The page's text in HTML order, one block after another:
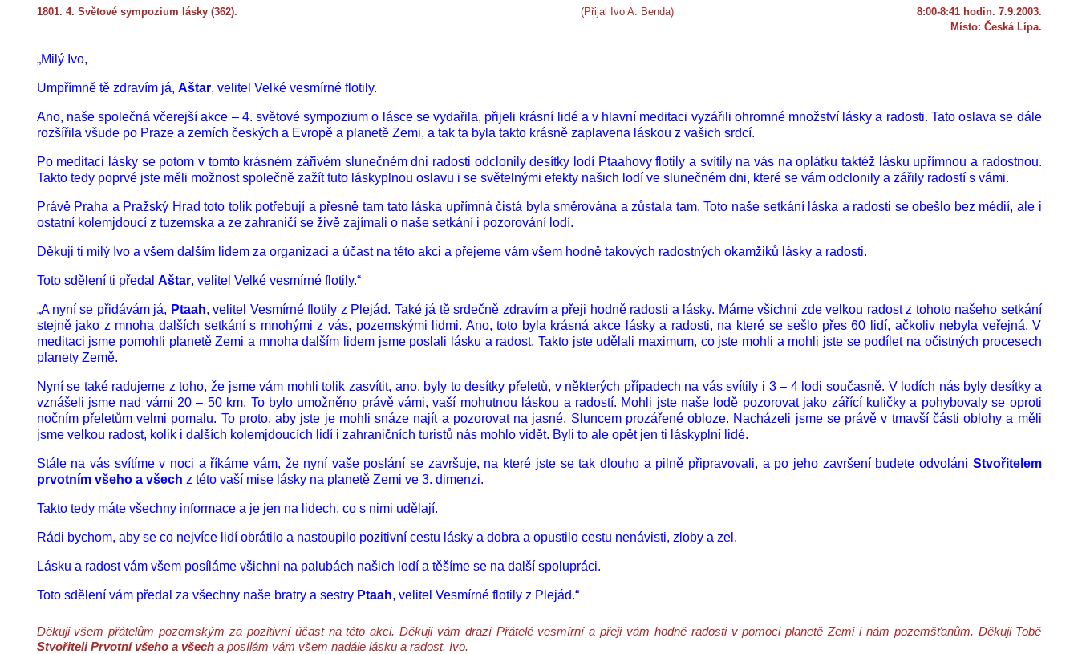
1801. 4. Světové sympozium lásky (362). (Přijal Ivo A. Benda)
8:00-8:41 hodin. 7.9.2003.
Místo: Česká Lípa.
„Milý Ivo,
Umpřímně tě zdravím já, Aštar, velitel Velké vesmírné flotily.
Ano, naše společná včerejší akce – 4. světové sympozium o lásce se vydařila, přijeli krásní lidé a v hlavní meditaci vyzářili ohromné množství lásky a radosti. Tato oslava se dále
rozšířila všude po Praze a zemích českých a Evropě a planetě Zemi, a tak ta byla takto krásně zaplavena láskou z vašich srdcí.
Po meditaci lásky se potom v tomto krásném zářivém slunečném dni radosti odclonily desítky lodí Ptaahovy flotily a svítily na vás na oplátku taktéž lásku upřímnou a radostnou.
Takto tedy poprvé jste měli možnost společně zažít tuto láskyplnou oslavu i se světelnými efekty našich lodí ve slunečném dni, které se vám odclonily a zářily radostí s vámi.
Právě Praha a Pražský Hrad toto tolik potřebují a přesně tam tato láska upřímná čistá byla směrována a zůstala tam. Toto naše setkání láska a radosti se obešlo bez médií, ale i
ostatní kolemjdoucí z tuzemska a ze zahraničí se živě zajímali o naše setkání i pozorování lodí.
Děkuji ti milý Ivo a všem dalším lidem za organizaci a účast na této akci a přejeme vám všem hodně takových radostných okamžiků lásky a radosti.
Toto sdělení ti předal Aštar, velitel Velké vesmírné flotily.“
„A nyní se přidávám já, Ptaah, velitel Vesmírné flotily z Plejád. Také já tě srdečně zdravím a přeji hodně radosti a lásky. Máme všichni zde velkou radost z tohoto našeho setkání
stejně jako z mnoha dalších setkání s mnohými z vás, pozemskými lidmi. Ano, toto byla krásná akce lásky a radosti, na které se sešlo přes 60 lidí, ačkoliv nebyla veřejná. V
meditaci jsme pomohli planetě Zemi a mnoha dalším lidem jsme poslali lásku a radost. Takto jste udělali maximum, co jste mohli a mohli jste se podílet na očistných procesech
planety Země.
Nyní se také radujeme z toho, že jsme vám mohli tolik zasvítit, ano, byly to desítky přeletů, v některých případech na vás svítily i 3 – 4 lodi současně. V lodích nás byly desítky a
vznášeli jsme nad vámi 20 – 50 km. To bylo umožněno právě vámi, vaší mohutnou láskou a radostí. Mohli jste naše lodě pozorovat jako zářící kuličky a pohybovaly se oproti
nočním přeletům velmi pomalu. To proto, aby jste je mohli snáze najít a pozorovat na jasné, Sluncem prozářené obloze. Nacházeli jsme se právě v tmavší části oblohy a měli
jsme velkou radost, kolik i dalších kolemjdoucích lidí i zahraničních turistů nás mohlo vidět. Byli to ale opět jen ti láskyplní lidé.
Stále na vás svítíme v noci a říkáme vám, že nyní vaše poslání se završuje, na které jste se tak dlouho a pilně připravovali, a po jeho završení budete odvoláni Stvořitelem
prvotním všeho a všech z této vaší mise lásky na planetě Zemi ve 3. dimenzi.
Takto tedy máte všechny informace a je jen na lidech, co s nimi udělají.
Rádi bychom, aby se co nejvíce lidí obrátilo a nastoupilo pozitivní cestu lásky a dobra a opustilo cestu nenávisti, zloby a zel.
Lásku a radost vám všem posíláme všichni na palubách našich lodí a těšíme se na další spolupráci.
Toto sdělení vám předal za všechny naše bratry a sestry Ptaah, velitel Vesmírné flotily z Plejád.“
Děkuji všem přátelům pozemským za pozitivní účast na této akci. Děkuji vám drazí Přátelé vesmírní a přeji vám hodně radosti v pomoci planetě Zemi i nám pozemšťanům. Děkuji Tobě
Stvořiteli Prvotní všeho a všecha posílám vám všem nadále lásku a radost. Ivo.